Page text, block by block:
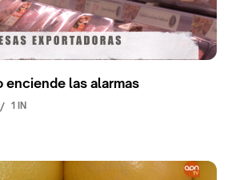
enciende las alarmas
/ 1 IN